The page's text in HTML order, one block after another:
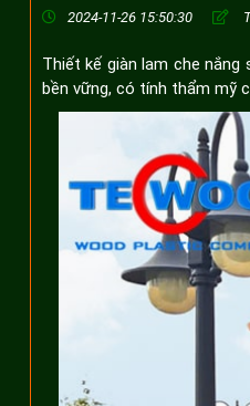
2024-11-26 15:50:30
Thiết kế giàn lam che
bền vững, có tính thẩm mỹ